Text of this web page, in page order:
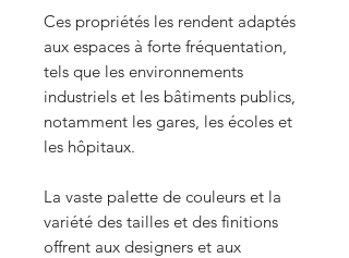
Ces propriétés les rendent adaptés
aux espaces à forte fréquentation,
tels que les environnements
industriels et les bâtiments publics,
notamment les gares, les écoles et
les hôpitaux.
La vaste palette de couleurs et la
variété des tailles et des finitions
offrent aux designers et aux